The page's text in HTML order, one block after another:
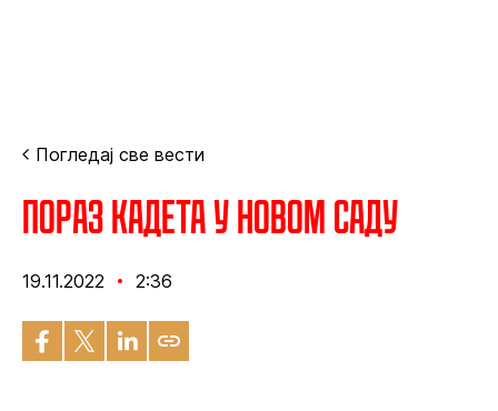
Погледај све вести
Пораз кадета у Новом Саду
19.11.2022 2:36